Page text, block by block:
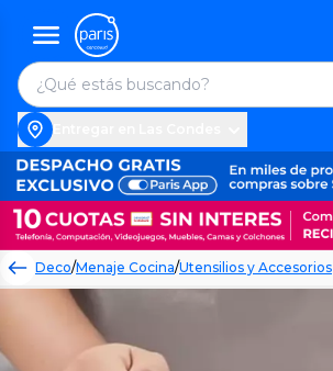
Deco/Menaje Cocina/Utensilios y Accesorios